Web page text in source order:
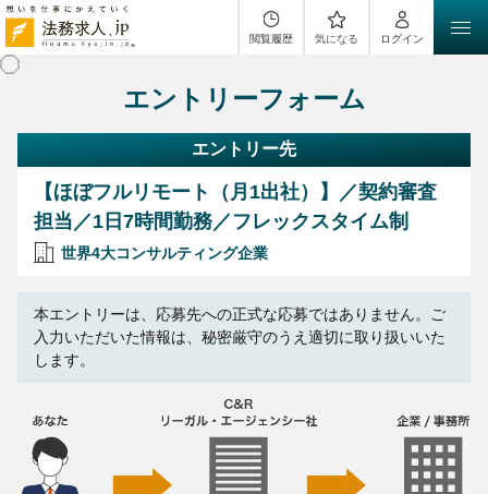
閲覧履歴 気になる ログイン
エントリーフォーム
エントリー先
【ほぼフルリモート（月1出社）】／契約審査
担当／1日7時間勤務／フレックスタイム制
世界4大コンサルティング企業
本エントリーは、応募先への正式な応募ではありません。ご
入力いただいた情報は、秘密厳守のうえ適切に取り扱いいた
します。